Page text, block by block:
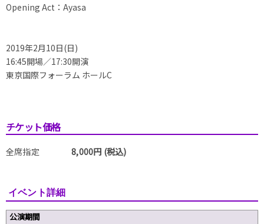
Opening Act：Ayasa
2019年2月10日(日)
16:45開場／17:30開演
東京国際フォーラム ホールC
チケット価格
全席指定 8,000円 (税込)
イベント詳細
公演期間